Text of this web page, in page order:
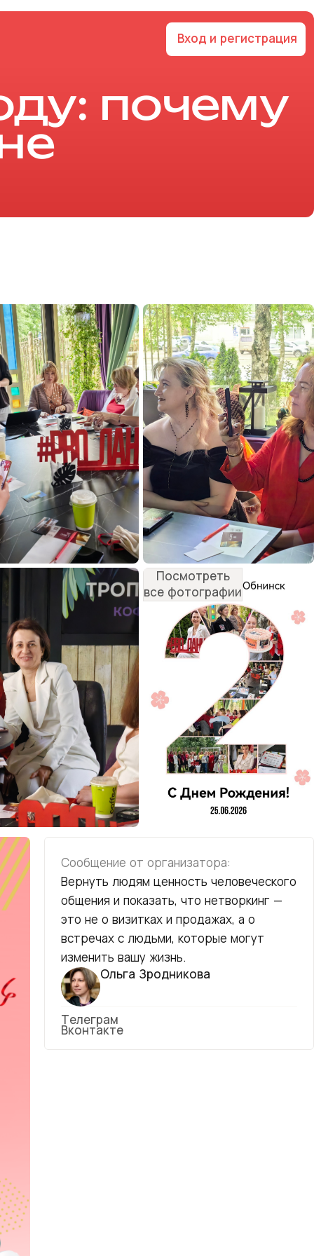
Вход и регистрация
почему
Ольга Зродникова
Телеграм
Вконтакте
Вернуть людям ценность человеческого
общения и показать, что нетворкинг —
это не о визитках и продажах, а о
встречах с людьми, которые могут
изменить вашу жизнь.
Сообщение от организатора: